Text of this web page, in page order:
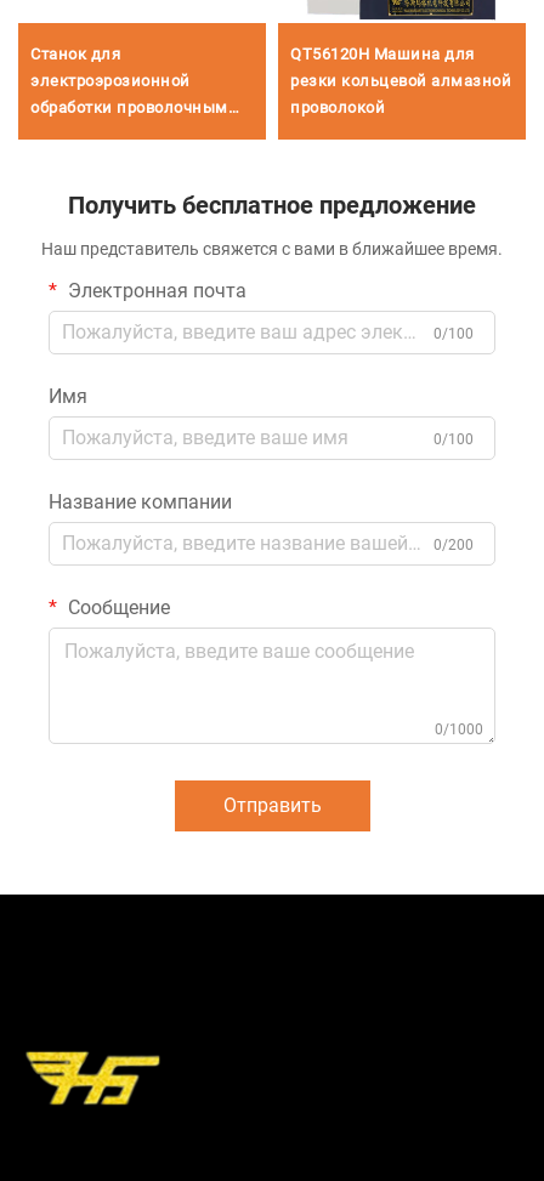
Станок для
электроэрозионной
обработки проволочным
QT56120H Машина для
резки кольцевой алмазной
проволокой
Получить бесплатное предложение
Наш представитель свяжется с вами в ближайшее время.
Электронная почта
0/100
Имя
0/100
Название компании
0/200
Сообщение
0/1000
Отправить